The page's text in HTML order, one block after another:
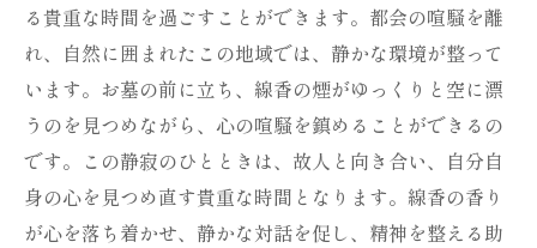
お墓参りが私たちにもたらす新たな価値観の気
づき
生命の有限性に気づく瞬間
日々の生活に感謝する心の育成
故人の教えから学ぶ事
現代のライフスタイルに合った墓地選び
る貴重な時間を過ごすことができます。都会の喧騒を離
れ、自然に囲まれたこの地域では、静かな環境が整って
います。お墓の前に立ち、線香の煙がゆっくりと空に漂
うのを見つめながら、心の喧騒を鎮めることができるの
です。この静寂のひとときは、故人と向き合い、自分自
身の心を見つめ直す貴重な時間となります。線香の香り
が心を落ち着かせ、静かな対話を促し、精神を整える助